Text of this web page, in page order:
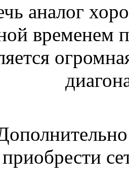
аналог
временем
приобрести